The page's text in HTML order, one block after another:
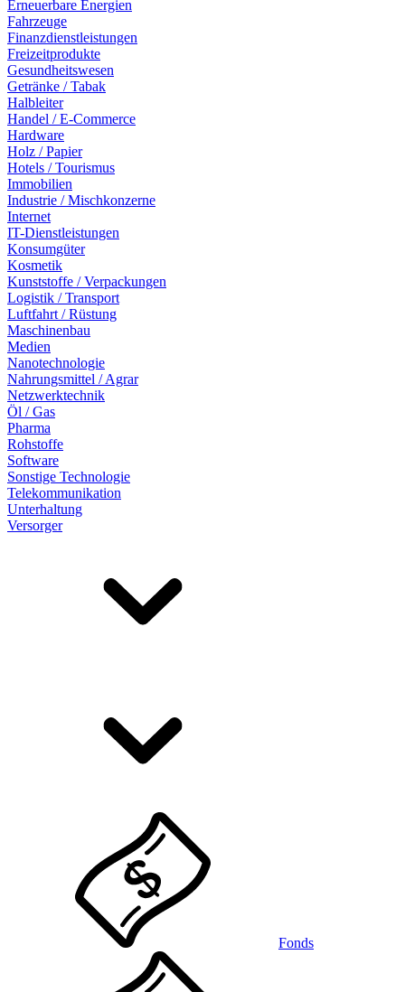
Erneuerbare Energien
Fahrzeuge
Finanzdienstleistungen
Freizeitprodukte
Gesundheitswesen
Getränke / Tabak
Halbleiter
Handel / E-Commerce
Hardware
Holz / Papier
Hotels / Tourismus
Immobilien
Industrie / Mischkonzerne
Internet
IT-Dienstleistungen
Konsumgüter
Kosmetik
Kunststoffe / Verpackungen
Logistik / Transport
Luftfahrt / Rüstung
Maschinenbau
Medien
Nanotechnologie
Nahrungsmittel / Agrar
Netzwerktechnik
Öl / Gas
Pharma
Rohstoffe
Software
Sonstige Technologie
Telekommunikation
Unterhaltung
Versorger
Fonds